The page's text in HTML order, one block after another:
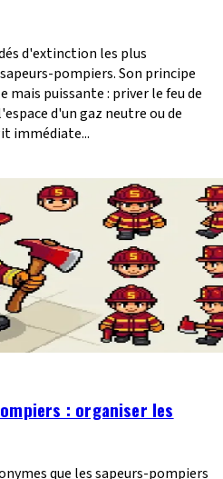
d'extinction les plus
pompiers. Son principe
mais puissante : priver le feu de
d'un gaz neutre ou de
immédiate...
: organiser les
que les sapeurs-pompiers